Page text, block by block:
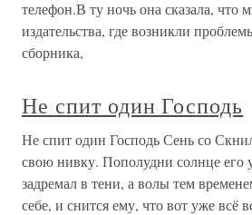
телефон.В ту ночь она сказала, что
издательства, где возникли
сборника,
Не спит один Господь
Не спит один Господь Сень со
свою нивку. Пополудни солнце его
задремал в тени, а волы тем
себе, и снится ему, что вот уже всё